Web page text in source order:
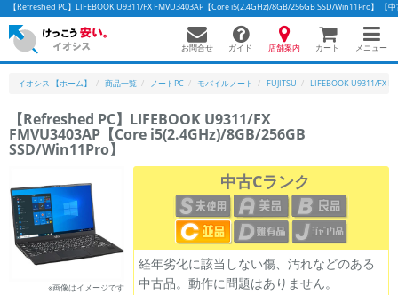
【Refreshed PC】LIFEBOOK U9311/FX FMVU3403AP【Core i5(2.4GHz)/8GB/256GB SSD/Win11Pro】 【
お問合せ ガイド 店舗案内 カート メニュー
イオシス 【ホーム】 商品一覧 ノートPC モバイルノート FUJITSU LIFEBOOK U9311/FX
【Refreshed PC】LIFEBOOK U9311/FX
FMVU3403AP【Core i5(2.4GHz)/8GB/256GB
SSD/Win11Pro】
※画像はイメージです
中古Cランク
経年劣化に該当しない傷、汚れなどのある
中古品。動作に問題はありません。